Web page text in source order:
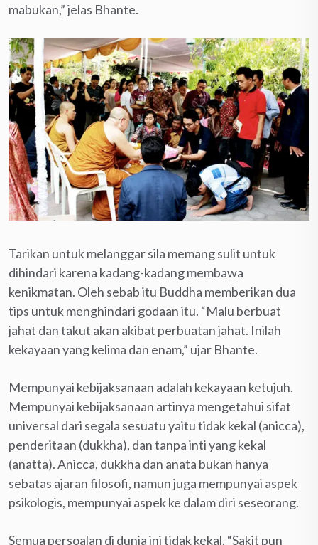
mabukan,” jelas Bhante.
Tarikan untuk melanggar sila memang sulit untuk
dihindari karena kadang-kadang membawa
kenikmatan. Oleh sebab itu Buddha memberikan dua
tips untuk menghindari godaan itu. “Malu berbuat
jahat dan takut akan akibat perbuatan jahat. Inilah
kekayaan yang kelima dan enam,” ujar Bhante.
Mempunyai kebijaksanaan adalah kekayaan ketujuh.
Mempunyai kebijaksanaan artinya mengetahui sifat
universal dari segala sesuatu yaitu tidak kekal (anicca),
penderitaan (dukkha), dan tanpa inti yang kekal
(anatta). Anicca, dukkha dan anata bukan hanya
sebatas ajaran filosofi, namun juga mempunyai aspek
psikologis, mempunyai aspek ke dalam diri seseorang.
Semua persoalan di dunia ini tidak kekal. “Sakit pun